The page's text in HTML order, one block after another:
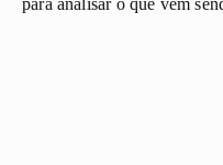
para analisar o que vem